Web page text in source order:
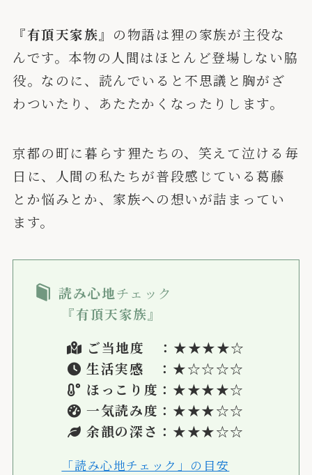
『有頂天家族』 の物語は狸の家族が主役な
んです。本物の人間はほとんど登場しない脇
役。なのに、読んでいると不思議と胸がざ
わついたり、あたたかくなったりします。
京都の町に暮らす狸たちの、笑えて泣ける毎
日に、人間の私たちが普段感じている葛藤
とか悩みとか、家族への想いが詰まってい
ます。
読み心地チェック
『有頂天家族』
ご当地度 ：★★★★☆
生活実感 ： ★☆☆☆☆
ほっこり度：★★★★☆
一気読み度：★★★☆☆
余韻の深さ：★★★☆☆
「読み心地チェック」の目安